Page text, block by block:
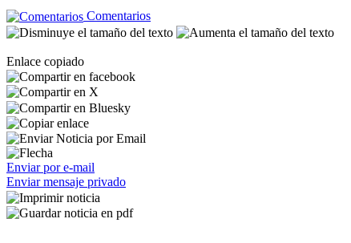
Comentarios
Enlace copiado
Enviar por e-mail
Enviar mensaje privado